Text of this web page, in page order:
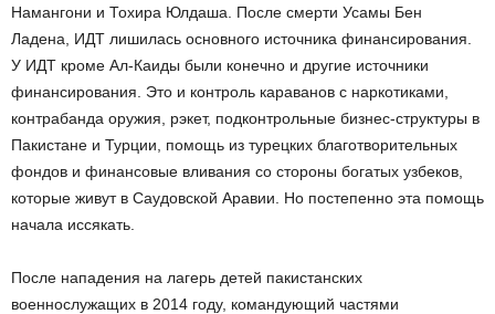
Намангони и Тохира Юлдаша. После смерти Усамы Бен
Ладена, ИДТ лишилась основного источника финансирования.
У ИДТ кроме Ал-Каиды были конечно и другие источники
финансирования. Это и контроль караванов с наркотиками,
контрабанда оружия, рэкет, подконтрольные бизнес-структуры в
Пакистане и Турции, помощь из турецких благотворительных
фондов и финансовые вливания со стороны богатых узбеков,
которые живут в Саудовской Аравии. Но постепенно эта помощь
начала иссякать.
После нападения на лагерь детей пакистанских
военнослужащих в 2014 году, командующий частями